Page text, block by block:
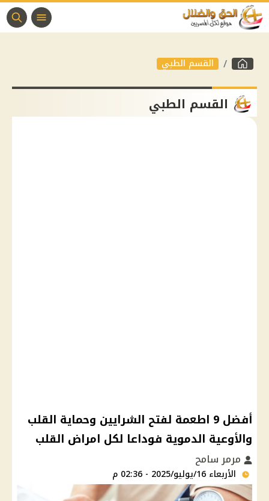
القسم الطبي
القسم الطبي
أفضل 9 اطعمة لفتح الشرايين وحماية القلب
والأوعية الدموية فوداعا لكل امراض القلب
مرمر سامح
الأربعاء 16/يوليو/2025 - 02:36 م